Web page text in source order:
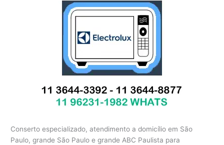
Conserto especializado, atendimento a domicílio em São
Paulo, grande São Paulo e grande ABC Paulista para